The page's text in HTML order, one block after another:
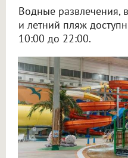
Водные развлечения,
и летний пляж
10:00 до 22:00.